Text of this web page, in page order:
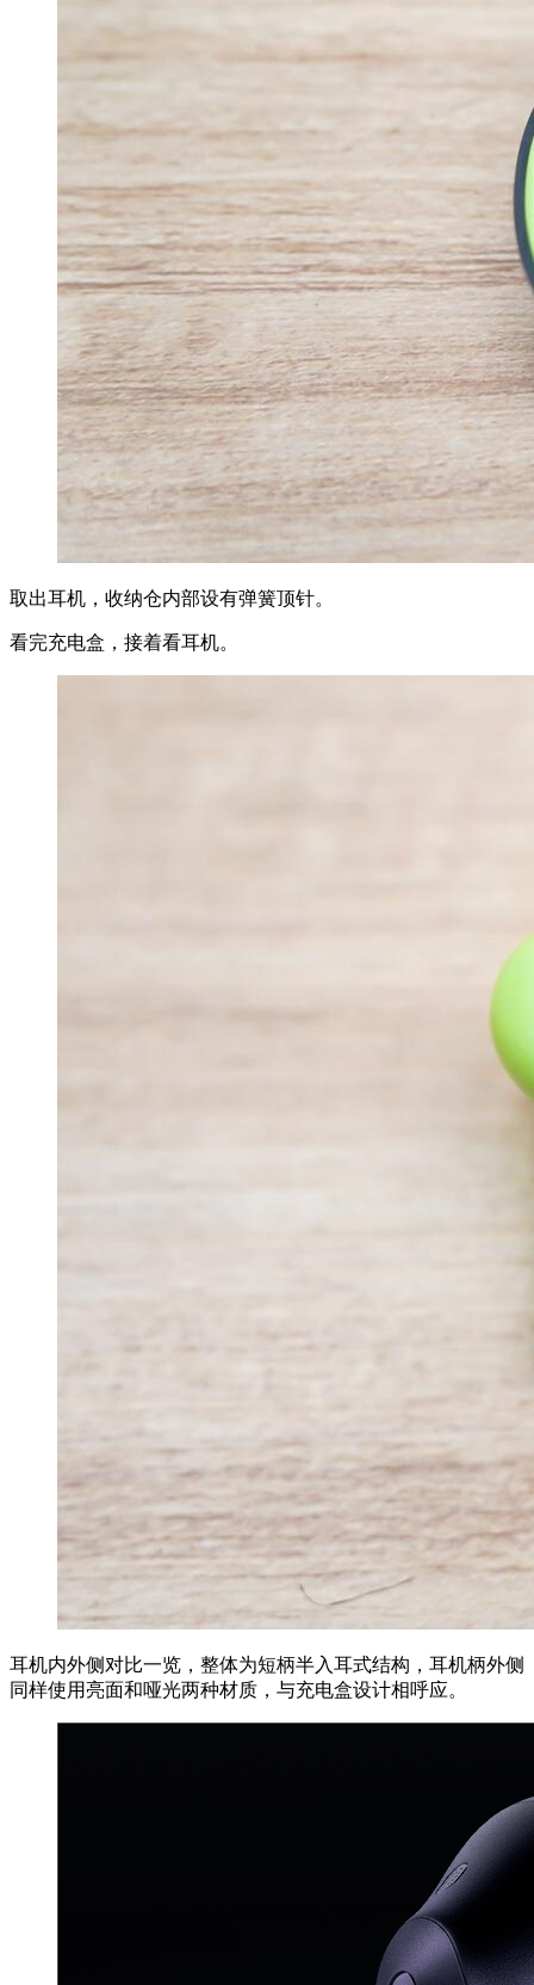
取出耳机，收纳仓内部设有弹簧顶针。
看完充电盒，接着看耳机。
耳机内外侧对比一览，整体为短柄半入耳式结构，耳机柄外侧
同样使用亮面和哑光两种材质，与充电盒设计相呼应。